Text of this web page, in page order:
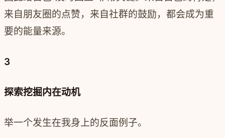
来自朋友圈的点赞，来自社群的鼓励，都会成为重
要的能量来源。
3
探索挖掘内在动机
举一个发生在我身上的反面例子。